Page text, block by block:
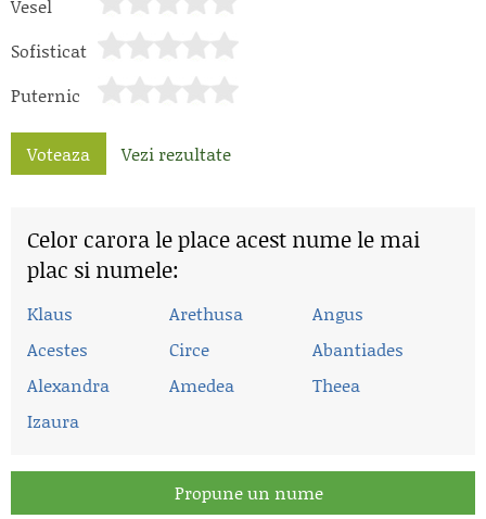
Vesel
Sofisticat
Puternic
Voteaza Vezi rezultate
Celor carora le place acest nume le mai
plac si numele:
Klaus Arethusa
Angus
Acestes
Circe
Abantiades
Alexandra
Amedea
Theea
Izaura
Propune un nume